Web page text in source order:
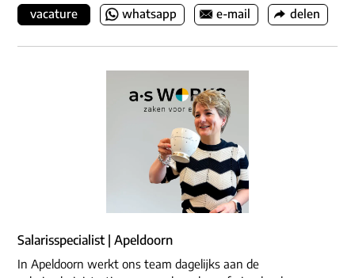
vacature whatsapp e-mail delen
Salarisspecialist | Apeldoorn
In Apeldoorn werkt ons team dagelijks aan de